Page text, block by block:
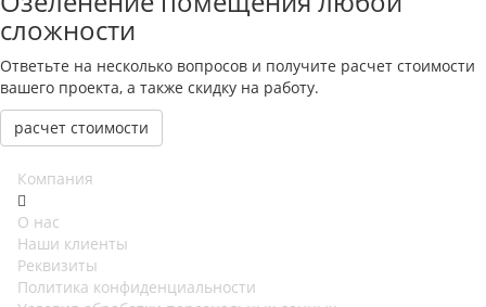
сложности
Ответьте на несколько вопросов и получите расчет стоимости
вашего проекта, а также скидку на работу.
расчет стоимости
Компания
О нас
Наши клиенты
Реквизиты
Политика конфиденциальности